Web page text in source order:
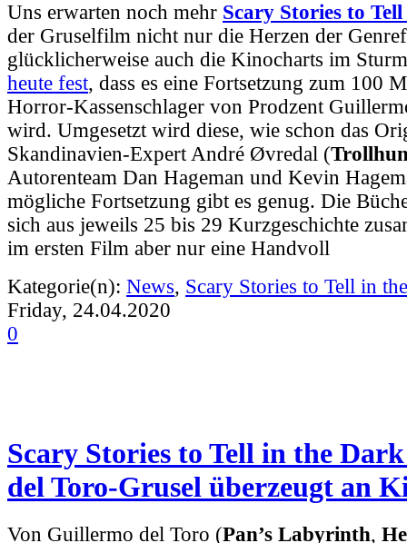
Uns erwarten noch mehr Scary Stories to
der Gruselfilm nicht nur die Herzen der
glücklicherweise auch die Kinocharts im
heute fest, dass es eine Fortsetzung zum 100
Horror-Kassenschlager von Prodzent
wird. Umgesetzt wird diese, wie schon das
Skandinavien-Expert André Øvredal (
Autorenteam Dan Hageman und Kevin
mögliche Fortsetzung gibt es genug. Die
sich aus jeweils 25 bis 29 Kurzgeschichte
im ersten Film aber nur eine Handvoll
Kategorie(n): News, Scary Stories to Tell in
Friday, 24.04.2020
0
Scary Stories to Tell in the
del Toro-Grusel überzeugt an
Von Guillermo del Toro (Pan’s Labyrinth,